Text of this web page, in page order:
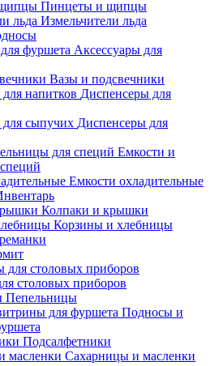
Пинцеты и щипцы
Измельчители льда
Аксессуары для
Вазы и подсвечники
Диспенсеры для
Диспенсеры для
Емкости и
Емкости охладительные
Колпаки и крышки
Корзины и хлебницы
столовых приборов
Пепельницы
Подносы и
Подсалфетники
Сахарницы и масленки